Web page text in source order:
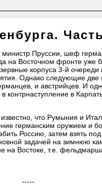
Пруссии, шеф
на Восточном фронте уже
корпуса 3-й
Однако следующие две
и австрийцев. И
в контрнаступление в
что Румыния и
германским оружием и
Россию, затем взять
задачей на зимнюю
Востоке, т.е.
-----